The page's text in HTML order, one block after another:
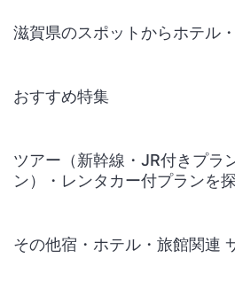
滋賀県のスポットからホテル
おすすめ特集
ツアー（新幹線・JR付きプラ
ン）・レンタカー付プランを
その他宿・ホテル・旅館関連